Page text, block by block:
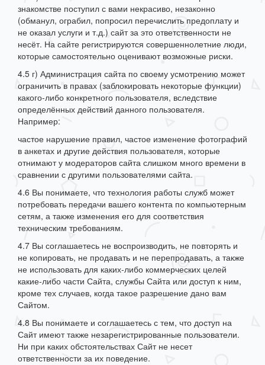
знакомстве поступил с вами некрасиво, незаконно
(обманул, ограбил, попросил перечислить предоплату и
не оказал услуги и т.д.) сайт за это ответственности не
несёт. На сайте регистрируются совершеннолетние люди,
которые самостоятельно оценивают возможные риски.
4.5 г) Администрация сайта по своему усмотрению может
ограничить в правах (заблокировать некоторые функции)
какого-либо конкретного пользователя, вследствие
определённых действий данного пользователя.
Например:
частое нарушение правил, частое изменение фотографий
в анкетах и другие действия пользователя, которые
отнимают у модераторов сайта слишком много времени в
сравнении с другими пользователями сайта.
4.6 Вы понимаете, что технология работы служб может
потребовать передачи вашего контента по компьютерным
сетям, а также изменения его для соответствия
техническим требованиям.
4.7 Вы соглашаетесь не воспроизводить, не повторять и
не копировать, не продавать и не перепродавать, а также
не использовать для каких-либо коммерческих целей
какие-либо части Сайта, службы Сайта или доступ к ним,
кроме тех случаев, когда такое разрешение дано вам
Сайтом.
4.8 Вы понимаете и соглашаетесь с тем, что доступ на
Сайт имеют также незарегистрированные пользователи.
Ни при каких обстоятельствах Сайт не несет
ответственности за их поведение.